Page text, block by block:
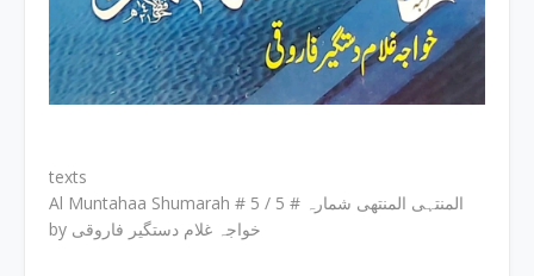
texts
Al Muntahaa Shumarah # 5 / المنتہی المنتھی شمارہ # 5
by خواجہ غلام دستگیر فاروقی